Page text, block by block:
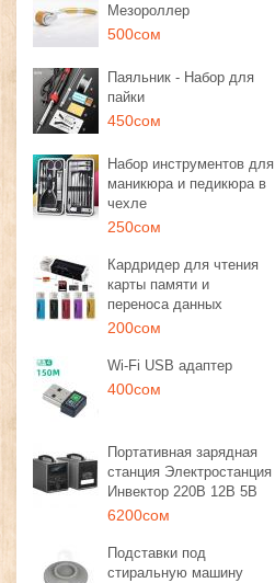
Мезороллер
500сом
Паяльник - Набор для
пайки
450сом
Набор инструментов для
маникюра и педикюра в
чехле
250сом
Кардридер для чтения
карты памяти и
переноса данных
200сом
Wi-Fi USB адаптер
400сом
Портативная зарядная
станция Электростанция
Инвектор 220В 12В 5В
6200сом
Подставки под
стиральную машину